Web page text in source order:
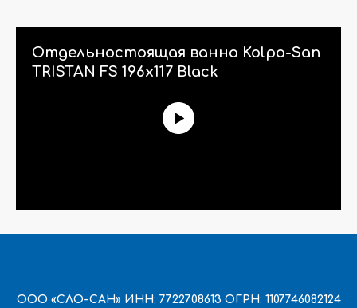
Отдельностоящая ванна Kolpa-San
TRISTAN FS 196x117 Black
ООО «СЛО-САН» ИНН: 7722708613 ОГРН: 1107746082124